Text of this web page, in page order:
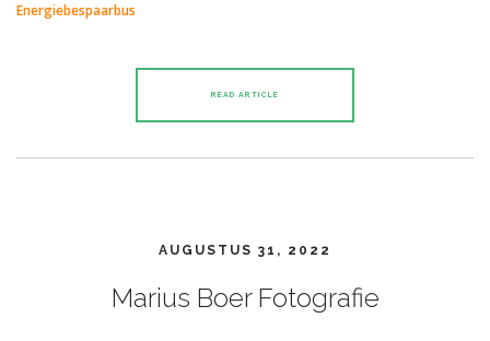
Energiebespaarbus
READ ARTICLE
AUGUSTUS 31, 2022
Marius Boer Fotografie